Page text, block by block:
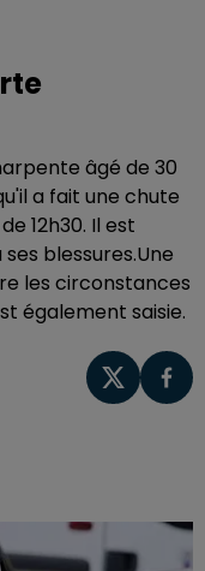
âgé de 30
a fait une chute
12h30. Il est
blessures.Une
les circonstances
également saisie.